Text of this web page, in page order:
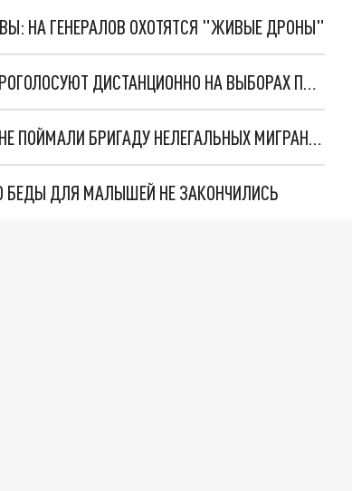
НА ГЕНЕРАЛОВ ОХОТЯТСЯ "ЖИВЫЕ ДРОНЫ"
11% ИЗБИРАТЕЛЕЙ ВЛАДИМИРСКОЙ ОБЛАСТИ ПРОГОЛОСУЮТ ДИСТАНЦИОННО НА ВЫБОРАХ ПРЕЗИДЕНТА
НА СКЛАДЕ WILDBERRIES В СУДОГОДСКОМ РАЙОНЕ ПОЙМАЛИ БРИГАДУ НЕЛЕГАЛЬНЫХ МИГРАНТОВ
БЕДЫ ДЛЯ МАЛЫШЕЙ НЕ ЗАКОНЧИЛИСЬ